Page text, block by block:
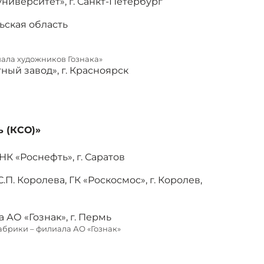
область
художников Гознака»
завод», г. Красноярск
(КСО)»
«Роснефть», г. Саратов
Королева, ГК «Роскосмос», г. Королев,
«Гознак», г. Пермь
– филиала АО «Гознак»